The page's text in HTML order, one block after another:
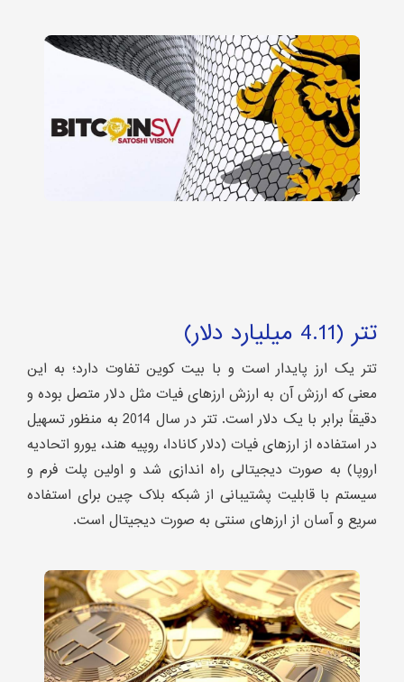
تتر (4.11 میلیارد دلار)
تتر یک ارز پایدار است و با بیت کوین تفاوت دارد؛ به این
معنی که ارزش آن به ارزش ارزهای فیات مثل دلار متصل بوده و
دقیقاً برابر با یک دلار است. تتر در سال 2014 به منظور تسهیل
در استفاده از ارزهای فیات (دلار کانادا، روپیه هند، یورو اتحادیه
اروپا) به صورت دیجیتالی راه اندازی شد و اولین پلت فرم و
سیستم با قابلیت پشتیبانی از شبکه بلاک چین برای استفاده
سریع و آسان از ارزهای سنتی به صورت دیجیتال است.